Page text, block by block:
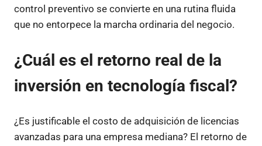
control preventivo se convierte en una rutina fluida
que no entorpece la marcha ordinaria del negocio.
¿Cuál es el retorno real de la
inversión en tecnología fiscal?
¿Es justificable el costo de adquisición de licencias
avanzadas para una empresa mediana? El retorno de